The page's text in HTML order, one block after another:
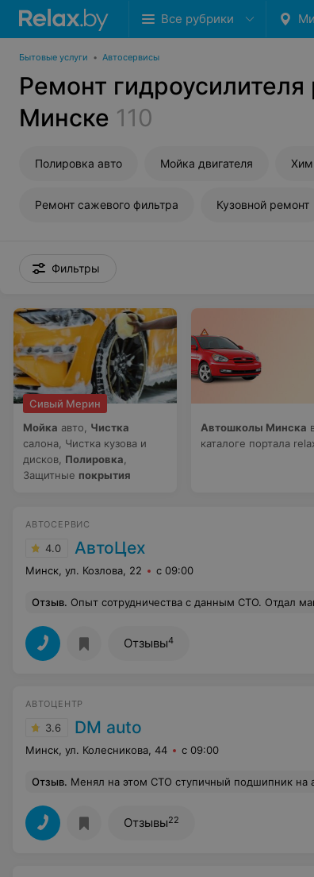
Все рубрики
Бытовые услуги • Автосервисы
Ремонт
Минске 110
Полировка авто Мойка двигателя
Ремонт сажевого фильтра Кузовной ремонт
Фильтры
Сивый Мерин
Мойка авто, Чистка
салона, Чистка кузова и
дисков, Полировка
Защитные покрытия
Автошколы Минска
каталоге портала
АВТОСЕРВИС
4.0 АвтоЦех
Минск, ул. Козлова, 22 с 09:00
Отзыв. Опыт сотрудничества с данным СТО. Отдал машину (тойота авенсис) на неделю в феврале 2022 (замена бампера, радиаторов охлаждения и кондиционера, заправка кондиционера). После выезда почувствовал, что-то с тормозами не то, как бы передние колодки износились. Подумал не может быть, так как при шиномонтаже всегда смотрю, какой износ колодок, осмотр при смене колес на зиму показал почти новые колодки. Проехал на колодках около 10000 км. Ставлю всегда BOSCH. Купил новые за 105р, при замене увидел, что колодки стоят не понятно какие. Вывод, порядочность персонала ниже 0. Затем
Отзывы4
АВТОЦЕНТР
3.6 DM auto
Минск, ул. Колесникова, 44 с 09:00
Отзыв. Менял на этом СТО ступичный подшипник на а7. Работу выполнили качественно. За это +. НО! Отъезжая от СТО, обратил внимание на тусклую подсветку панели приборов. Очевидно, не разобравшись как отключить дхо, полезли куда не следовало и отломали от ручки
Отзывы22